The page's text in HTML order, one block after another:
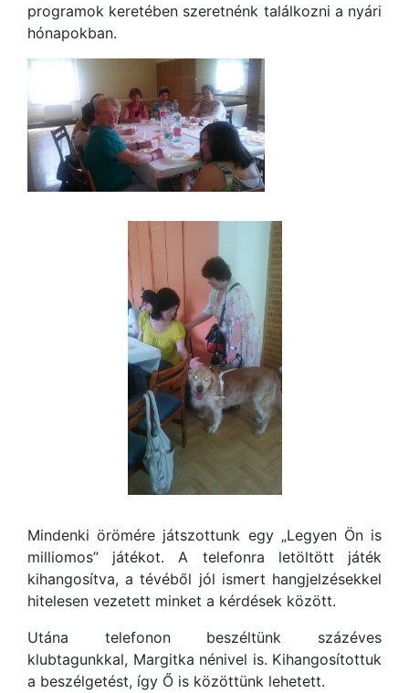
programok keretében szeretnénk találkozni a nyári
hónapokban.
Mindenki örömére játszottunk egy „Legyen Ön is
milliomos” játékot. A telefonra letöltött játék
kihangosítva, a tévéből jól ismert hangjelzésekkel
hitelesen vezetett minket a kérdések között.
Utána telefonon beszéltünk százéves
klubtagunkkal, Margitka nénivel is. Kihangosítottuk
a beszélgetést, így Ő is közöttünk lehetett.